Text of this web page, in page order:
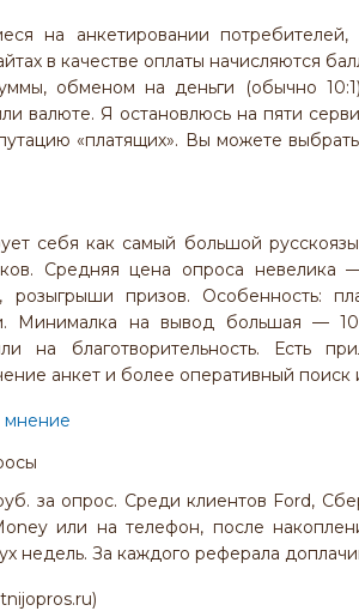
на анкетировании
в качестве оплаты начисляются
обменом на деньги (обычно
валюте. Я остановлюсь на пяти
«платящих». Вы можете
себя как самый большой
Средняя цена опроса
розыгрыши призов. Особенность:
Минималка на вывод большая —
на благотворительность. Есть
анкет и более оперативный поиск
мнение
за опрос. Среди клиентов Ford,
или на телефон, после
недель. За каждого реферала